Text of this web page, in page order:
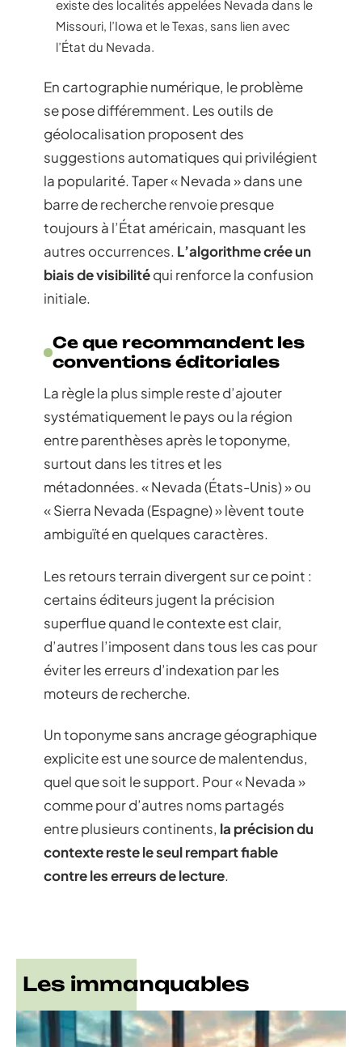
existe des localités appelées Nevada dans le
Missouri, l’Iowa et le Texas, sans lien avec
l’État du Nevada.
En cartographie numérique, le problème
se pose différemment. Les outils de
géolocalisation proposent des
suggestions automatiques qui privilégient
la popularité. Taper « Nevada » dans une
barre de recherche renvoie presque
toujours à l’État américain, masquant les
autres occurrences. L’algorithme crée un
biais de visibilitéqui renforce la confusion
initiale.
Ce que recommandent les
conventions éditoriales
La règle la plus simple reste d’ajouter
systématiquement le pays ou la région
entre parenthèses après le toponyme,
surtout dans les titres et les
métadonnées. « Nevada (États-Unis) » ou
« Sierra Nevada (Espagne) » lèvent toute
ambiguïté en quelques caractères.
Les retours terrain divergent sur ce point :
certains éditeurs jugent la précision
superflue quand le contexte est clair,
d’autres l’imposent dans tous les cas pour
éviter les erreurs d’indexation par les
moteurs de recherche.
Un toponyme sans ancrage géographique
explicite est une source de malentendus,
quel que soit le support. Pour « Nevada »
comme pour d’autres noms partagés
entre plusieurs continents, la précision du
contexte reste le seul rempart fiable
contre les erreurs de lecture.
Les immanquables